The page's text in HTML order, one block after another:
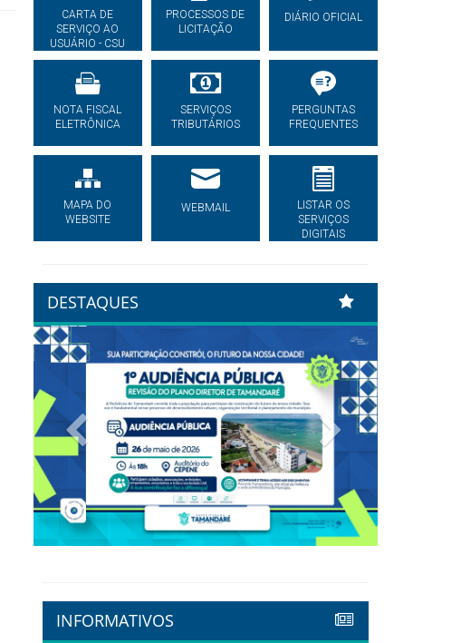
CARTA DE
SERVIÇO AO
USUÁRIO - CSU
PROCESSOS DE
LICITAÇÃO
DIÁRIO OFICIAL
NOTA FISCAL
ELETRÔNICA
SERVIÇOS
TRIBUTÁRIOS
PERGUNTAS
FREQUENTES
MAPA DO
WEBSITE
WEBMAIL
LISTAR OS
SERVIÇOS
DIGITAIS
DESTAQUES
Previous Next
INFORMATIVOS